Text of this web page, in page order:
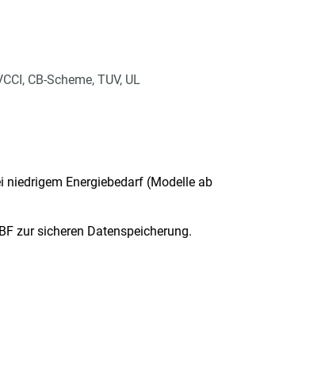
CB-Scheme, TUV, UL
Energiebedarf (Modelle ab
zur sicheren Datenspeicherung.